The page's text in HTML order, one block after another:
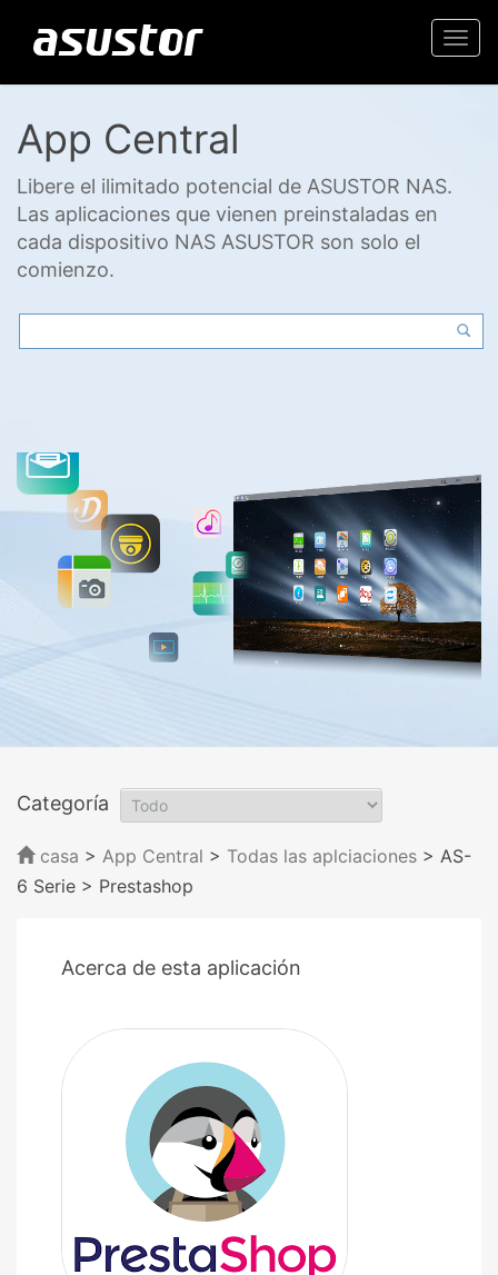
App Central
Libere el ilimitado potencial de ASUSTOR NAS.
Las aplicaciones que vienen preinstaladas en
cada dispositivo NAS ASUSTOR son solo el
comienzo.
Categoría
casa > App Central > Todas las aplciaciones > AS-
6 Serie > Prestashop
Acerca de esta aplicación